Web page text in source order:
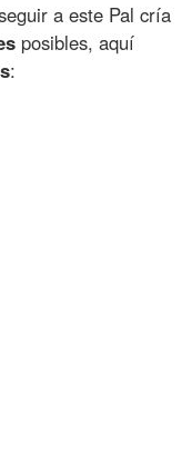
a este Pal cría
posibles, aquí
: